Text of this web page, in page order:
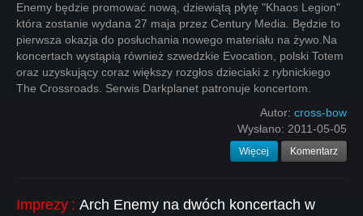
Enemy będzie promować nową, dziewiątą płytę "Khaos Legion"
która zostanie wydana 27 maja przez Century Media. Będzie to
pierwsza okazja do posłuchania nowego materiału na żywo.Na
koncertach wystąpią również szwedzkie Evocation, polski Totem
oraz uzyskujący coraz większy rozgłos dzieciaki z rybnickiego
The Crossroads. Serwis Darkplanet patronuje koncertom.
Autor: cross-bow
Wysłano: 2011-05-05
Więcej Komentarz
Imprezy : Arch Enemy na dwóch koncertach w